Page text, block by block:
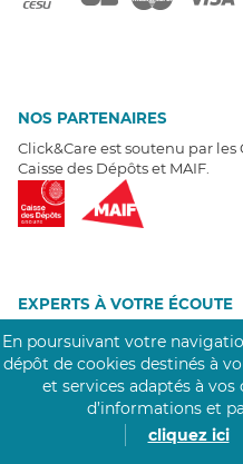
NOS PARTENAIRES
Click&Care est soutenu par les
Caisse des Dépôts et MAIF.
EXPERTS À VOTRE ÉCOUTE
Un besoin de recrutement ?
téléphone 7/7.
Être rappelé aujourd'hui
MOIGNAGES CLIENTS
En poursuivant votre
dépôt de cookies destinés à
et services adaptés à vos
d’informations et
cliquez ici